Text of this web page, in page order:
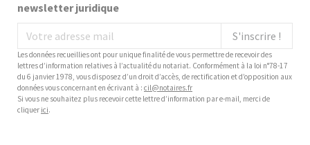
newsletter juridique
S'inscrire !
Les données recueillies ont pour unique finalité de vous permettre de recevoir des
lettres d’information relatives à l’actualité du notariat. Conformément à la loi n°78-17
du 6 janvier 1978, vous disposez d’un droit d’accès, de rectification et d’opposition aux
données vous concernant en écrivant à : cil@notaires.fr
Si vous ne souhaitez plus recevoir cette lettre d’information par e-mail, merci de
cliquer ici.